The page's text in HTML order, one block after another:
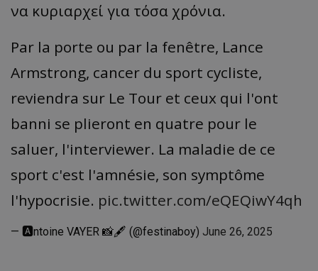
να κυριαρχεί για τόσα χρόνια.
Par la porte ou par la fenêtre, Lance
Armstrong, cancer du sport cycliste,
reviendra sur Le Tour et ceux qui l'ont
banni se plieront en quatre pour le
saluer, l'interviewer. La maladie de ce
sport c'est l'amnésie, son symptôme
l'hypocrisie. pic.twitter.com/eQEQiwY4qh
— 🅰ntoine VAYER 📸🖋️ (@festinaboy) June 26, 2025